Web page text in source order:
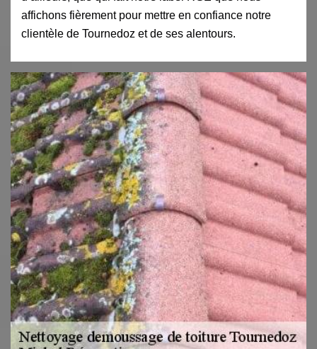
affichons fièrement pour mettre en confiance notre
clientèle de Tournedoz et de ses alentours.